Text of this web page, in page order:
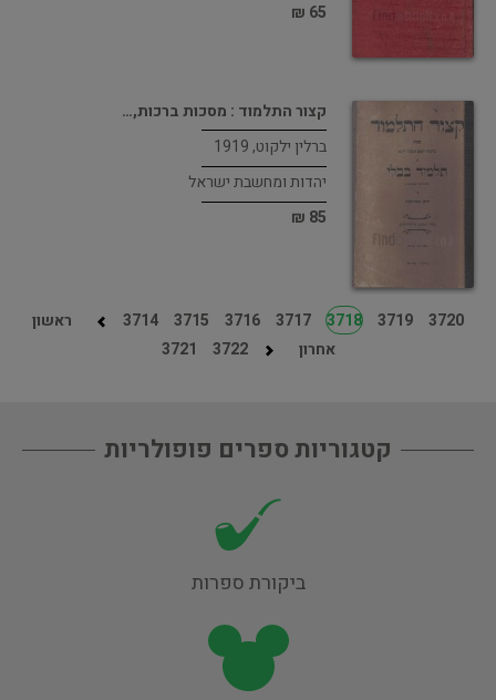
65 ₪
קצור התלמוד : מסכות ברכות,…
ברלין ילקוט, 1919
יהדות ומחשבת ישראל
85 ₪
ראשון 3714 3715 3716 3717 3718 3719
3720
3721
3722 אחרון
קטגוריות ספרים פופולריות
ביקורת ספרות